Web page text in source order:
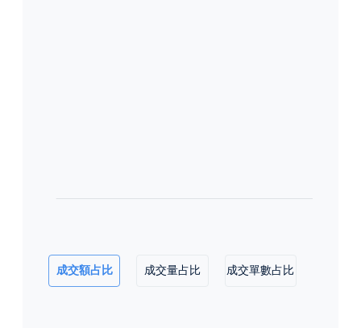
成交額占比 成交量占比 成交單數占比